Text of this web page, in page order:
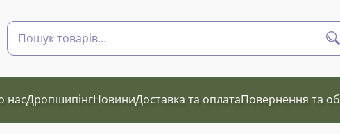
Пошук
товарів
насДропшипінгНовиниДоставка та оплатаПовернення та